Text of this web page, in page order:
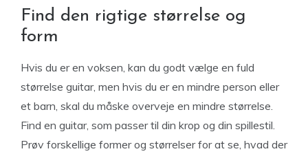
Find den rigtige størrelse og
form
Hvis du er en voksen, kan du godt vælge en fuld
størrelse guitar, men hvis du er en mindre person eller
et barn, skal du måske overveje en mindre størrelse.
Find en guitar, som passer til din krop og din spillestil.
Prøv forskellige former og størrelser for at se, hvad der